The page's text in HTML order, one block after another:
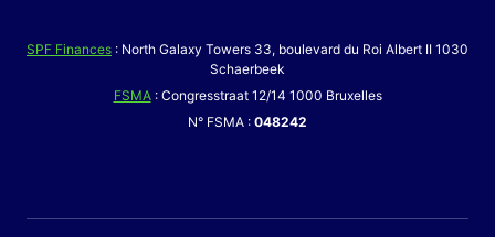
SPF Finances : North Galaxy Towers 33, boulevard du Roi Albert II 1030
Schaerbeek
FSMA: Congresstraat 12/14 1000 Bruxelles
N° FSMA : 048242